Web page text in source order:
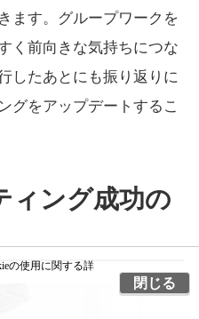
ます。グループワークを
く前向きな気持ちにつな
したあとにも振り返りに
グをアップデートするこ
ィング成功の
の使用に関する詳
閉じる